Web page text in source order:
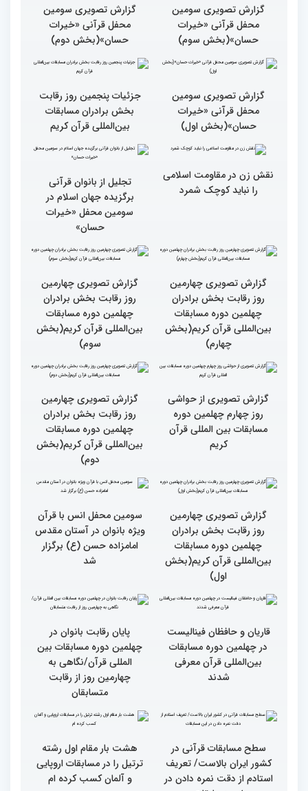
بین المللی قرآن کریم ایران است
گزارش تصویری سومین
محفل قرآنی «خیرات
حسان»(بخش سوم)
گزارش تصویری سومین
محفل قرآنی «خیرات
حسان»(بخش دوم)
گزارش تصویری سومین
حسان»(بخش اول)
جزئیات پنجمین روز رقابت
بخش برادران مسابقات
بین‌المللی قرآن کریم
تجلیل از بانوان قرآنی
برگزیده جهان اسلام در
سومین محفل «خیرات
حسان»
گزارش تصویری چهارمین
روز رقابت بخش برادران
چهلمین دوره مسابقات
بین‌المللی قرآن کریم(بخش
چهارم)
گزارش تصویری چهارمین
روز رقابت بخش برادران
چهلمین دوره مسابقات
بین‌المللی قرآن کریم(بخش
سوم)
گزارش تصویری از حواشی
مسابقات بین المللی قرآن
کریم
گزارش تصویری چهارمین
روز رقابت بخش برادران
چهلمین دوره مسابقات
بین‌المللی قرآن کریم(بخش
دوم)
گزارش تصویری چهارمین
روز رقابت بخش برادران
چهلمین دوره مسابقات
بین‌المللی قرآن کریم(بخش
اول)
سومین محفل انس با قرآن
امامزاده حسن (ع) برگزار
شد
قاریان و حافظان فینالیست‌
بین‌المللی قرآن معرفی
شدند
پایان رقابت بانوان در
چهلمین دوره مسابقات بین
المللی قرآن/نگاهی به
چهارمین روز از رقابت
متسابقان